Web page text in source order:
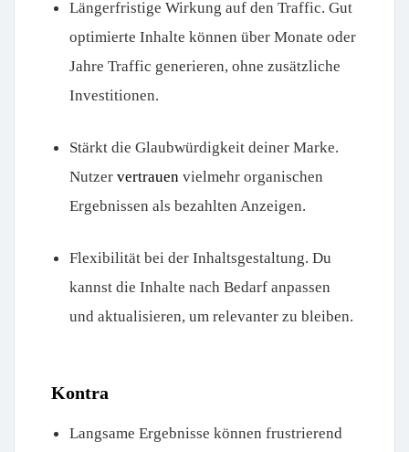
Längerfristige Wirkung auf den Traffic. Gut
optimierte Inhalte können über Monate oder
Jahre Traffic generieren, ohne zusätzliche
Investitionen.
Stärkt die Glaubwürdigkeit deiner Marke.
Nutzer vertrauen vielmehr organischen
Ergebnissen als bezahlten Anzeigen.
Flexibilität bei der Inhaltsgestaltung. Du
kannst die Inhalte nach Bedarf anpassen
und aktualisieren, um relevanter zu bleiben.
Kontra
Langsame Ergebnisse können frustrierend